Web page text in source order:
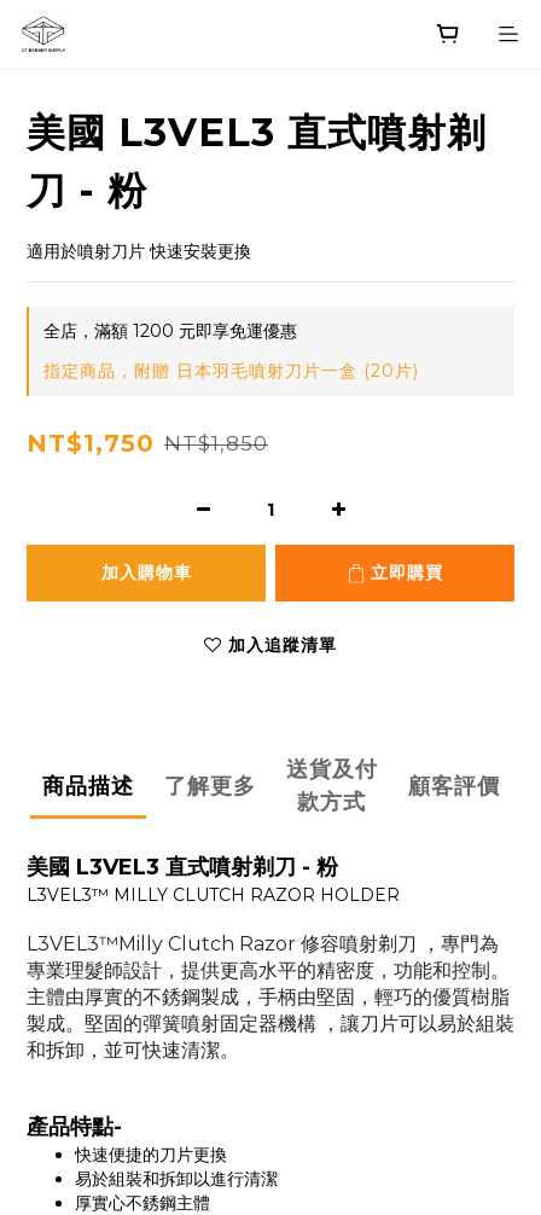
美國 L3VEL3 直式噴射剃
刀 - 粉
適用於噴射刀片 快速安裝更換
全店，滿額 1200 元即享免運優惠
指定商品，附贈 日本羽毛噴射刀片一盒 (20片)
NT$1,750 NT$1,850
加入購物車 立即購買
加入追蹤清單
商品描述 了解更多
送貨及付
款方式
顧客評價
美國 L3VEL3 直式噴射剃刀 - 粉
L3VEL3™ MILLY CLUTCH RAZOR HOLDER
L3VEL3™Milly Clutch Razor 修容噴射剃刀 ，專門為
專業理髮師設計，提供更高水平的精密度，功能和控制。
主體由厚實的不銹鋼製成，手柄由堅固，輕巧的優質樹脂
製成。堅固的彈簧噴射固定器機構 ，讓刀片可以易於組裝
和拆卸，並可快速清潔。
產品特點-
快速便捷的刀片更換
易於組裝和拆卸以進行清潔
厚實心不銹鋼主體